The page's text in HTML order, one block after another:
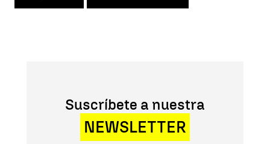
Suscríbete a nuestra
NEWSLETTER